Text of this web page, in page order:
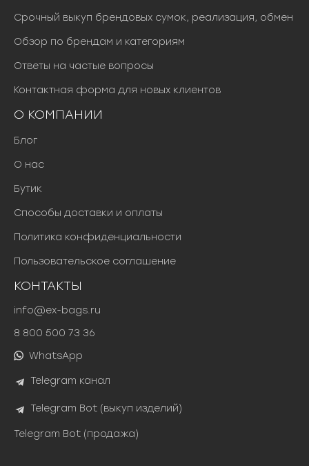
Срочный выкуп брендовых сумок, реализация, обмен
Обзор по брендам и категориям
Ответы на частые вопросы
Контактная форма для новых клиентов
О КОМПАНИИ
Блог
О нас
Бутик
Способы доставки и оплаты
Политика конфиденциальности
Пользовательское соглашение
КОНТАКТЫ
info@ex-bags.ru
8 800 500 73 36
WhatsApp
Telegram канал
Telegram Bot (выкуп изделий)
Telegram Bot (продажа)